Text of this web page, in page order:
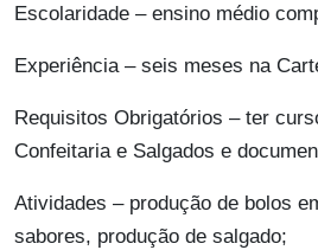
Escolaridade – ensino médio
Experiência – seis meses na
Requisitos Obrigatórios – ter
Confeitaria e Salgados e
Atividades – produção de bolos
sabores, produção de salgado;